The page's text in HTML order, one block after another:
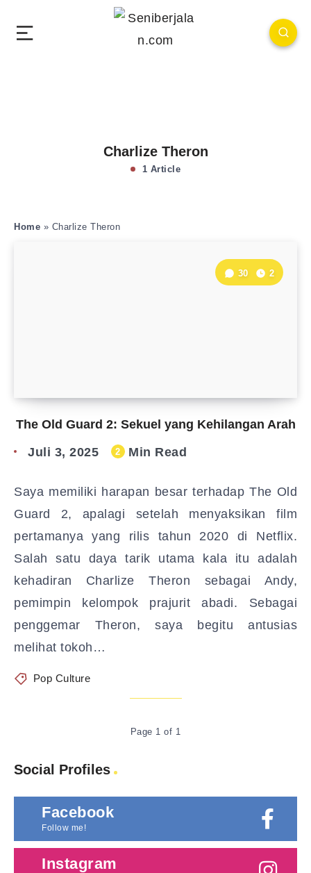
Charlize Theron
1 Article
Home » Charlize Theron
The Old Guard 2: Sekuel yang Kehilangan Arah
30 2
Juli 3, 2025 2 Min Read
Saya memiliki harapan besar terhadap The Old
Guard 2, apalagi setelah menyaksikan film
pertamanya yang rilis tahun 2020 di Netflix.
Salah satu daya tarik utama kala itu adalah
kehadiran Charlize Theron sebagai Andy,
pemimpin kelompok prajurit abadi. Sebagai
penggemar Theron, saya begitu antusias
melihat tokoh…
Pop Culture
Page 1 of 1
Social Profiles
Facebook
Follow me!
Instagram